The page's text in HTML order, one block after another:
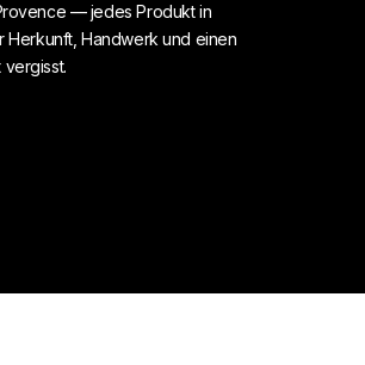
— jedes Produkt in
Herkunft, Handwerk und einen
vergisst.